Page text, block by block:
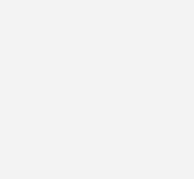
Einzelaufhängung mit der
Omnia MB und 35er-
über der Anzahl der Rohrleitungen